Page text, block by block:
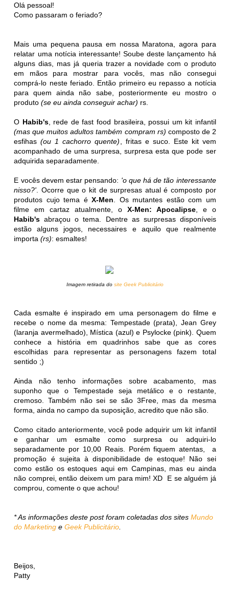
Olá pessoal!
Como passaram o feriado?
Mais uma pequena pausa em nossa Maratona, agora para
relatar uma notícia interessante! Soube deste lançamento há
alguns dias, mas já queria trazer a novidade com o produto
em mãos para mostrar para vocês, mas não consegui
comprá-lo neste feriado. Então primeiro eu repasso a notícia
para quem ainda não sabe, posteriormente eu mostro o
produto(se eu ainda conseguir achar) rs.
O Habib's, rede de fast food brasileira, possui um kit infantil
(mas que muitos adultos também compram rs) composto de 2
esfihas(ou 1 cachorro quente) , fritas e suco. Este kit vem
acompanhado de uma surpresa, surpresa esta que pode ser
adquirida separadamente.
E vocês devem estar pensando: 'o que há de tão interessante
nisso?' . Ocorre que o kit de surpresas atual é composto por
produtos cujo tema éX-Men . Os mutantes estão com um
filme em cartaz atualmente, o X-Men: Apocalipse, e o
Habib's abraçou o tema. Dentre as surpresas disponíveis
estão alguns jogos, necessaires e aquilo que realmente
importa(rs): esmaltes!
Imagem retirada do site Geek Publicitário
Cada esmalte é inspirado em uma personagem do filme e
recebe o nome da mesma: Tempestade (prata), Jean Grey
(laranja avermelhado), Mística (azul) e Psylocke (pink). Quem
conhece a história em quadrinhos sabe que as cores
escolhidas para representar as personagens fazem total
sentido ;)
Ainda não tenho informações sobre acabamento, mas
suponho que o Tempestade seja metálico e o restante,
cremoso. Também não sei se são 3Free, mas da mesma
forma, ainda no campo da suposição, acredito que não são.
Como citado anteriormente, você pode adquirir um kit infantil
e ganhar um esmalte como surpresa ou adquiri-lo
separadamente por 10,00 Reais. Porém fiquem atentas, a
promoção é sujeita à disponibilidade de estoque! Não sei
como estão os estoques aqui em Campinas, mas eu ainda
não comprei, então deixem um para mim! XD E se alguém já
comprou, comente o que achou!
* As informações deste post foram coletadas dos sitesMundo
do Marketing eGeek Publicitário
Beijos,
Patty